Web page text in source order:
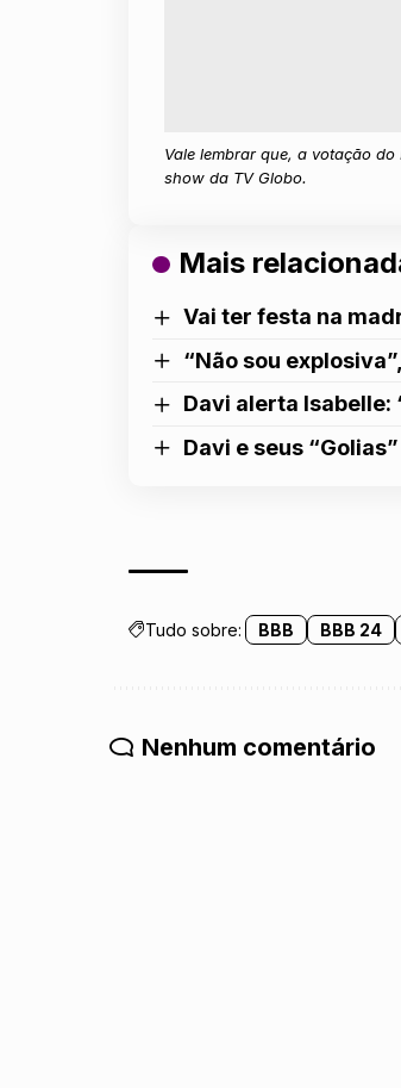
Vale lembrar que, a votação
show da TV Globo.
Mais
Vai ter festa na
“Não sou
Davi alerta Isabelle:
Davi e seus
Tudo sobre: BBB BBB 24
Nenhum comentário